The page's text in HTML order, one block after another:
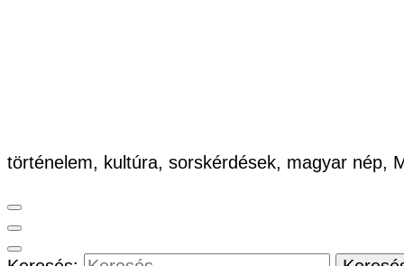
történelem, kultúra, sorskérdések, magyar nép,